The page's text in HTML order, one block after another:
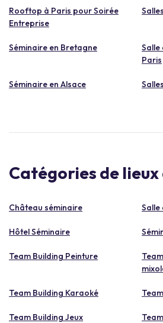
Rooftop à Paris pour Soirée
Entreprise
Séminaire en Bretagne
Salle
Paris
Séminaire en Alsace
Catégories de
Château séminaire Salle
Hôtel Séminaire
Team Building Peinture
Team Building Karaoké
Team Building Jeux